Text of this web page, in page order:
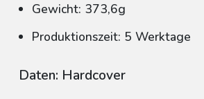
Gewicht: 373,6g
Produktionszeit: 5 Werktage
Daten: Hardcover